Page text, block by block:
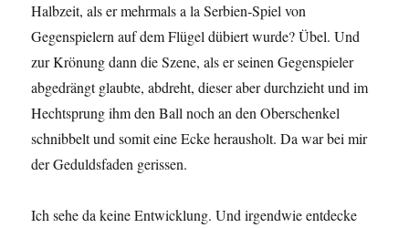
Halbzeit, als er mehrmals a la Serbien-Spiel von
Gegenspielern auf dem Flügel dübiert wurde? Übel. Und
zur Krönung dann die Szene, als er seinen Gegenspieler
abgedrängt glaubte, abdreht, dieser aber durchzieht und im
Hechtsprung ihm den Ball noch an den Oberschenkel
schnibbelt und somit eine Ecke herausholt. Da war bei mir
der Geduldsfaden gerissen.
Ich sehe da keine Entwicklung. Und irgendwie entdecke